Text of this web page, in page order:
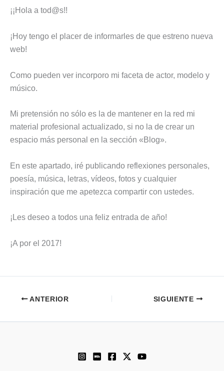
¡¡Hola a tod@s!!
¡Hoy tengo el placer de informarles de que estreno nueva
web!
Como pueden ver incorporo mi faceta de actor, modelo y
músico.
Mi pretensión no sólo es la de mantener en la red mi
material profesional actualizado, si no la de crear un
espacio más personal en la sección «Blog».
En este apartado, iré publicando reflexiones personales,
poesía, música, letras, vídeos, fotos y cualquier
inspiración que me apetezca compartir con ustedes.
¡Les deseo a todos una feliz entrada de año!
¡A por el 2017!
ANTERIOR SIGUIENTE